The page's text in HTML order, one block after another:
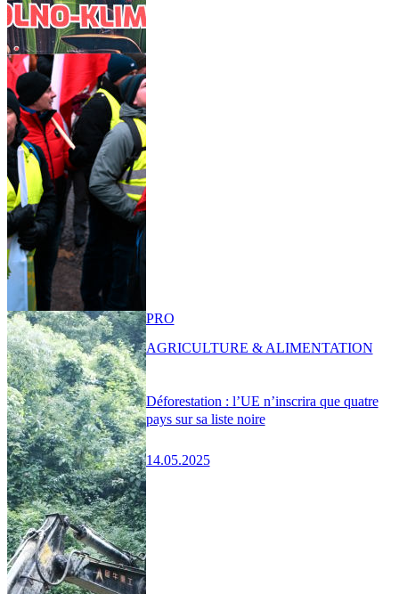
Déforestation : l’UE n’inscrira que quatre
pays sur sa liste noire
14.05.2025
PRO
AGRICULTURE & ALIMENTATION